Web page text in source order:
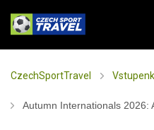
CzechSportTravel
Autumn Internationals 2026: